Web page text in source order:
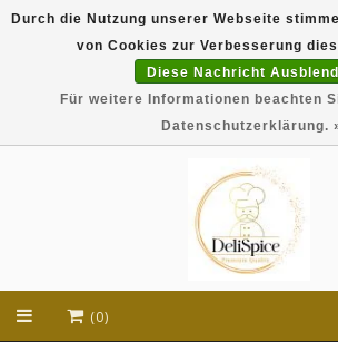
DeliSpice is your online Indian
exclusive brands like Daawat,
and many more !!!
(0)
Durch die Nutzung unserer Webseite
von Cookies zur Verbesserung
Diese Nachricht
Für weitere Informationen beachten
Datenschutzerklärung.